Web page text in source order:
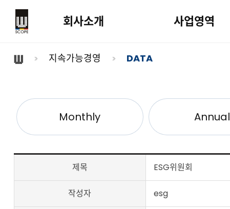
회사소개 사업영역
지속가능경영 DATA
Monthly Annual
제목 ESG위원회
작성자 esg